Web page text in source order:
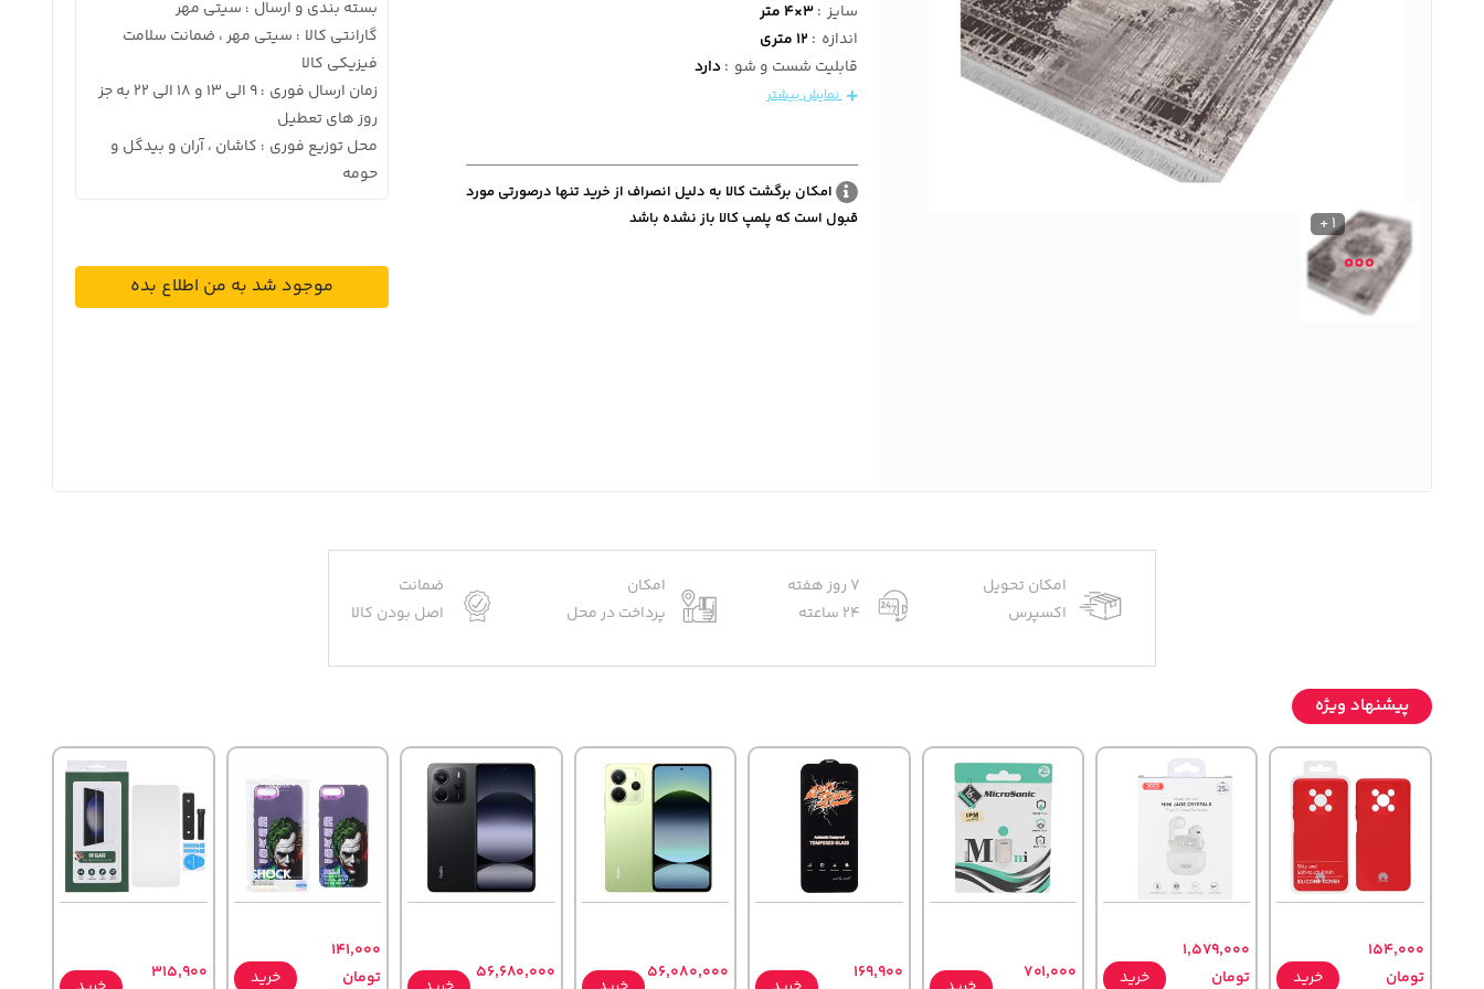
نوشیدنی ها
روشنایی و الکتریکی
1 +
سایز :3×4 متر
اندازه :12 متری
قابلیت شست و شو :دارد
نمایش بیشتر
امکان برگشت کالا به دلیل انصراف از خرید تنها درصورتی مورد
قبول است که پلمپ کالا باز نشده باشد
بسته بندی و ارسال : سیتی مهر
گارانتی کالا : سیتی مهر ، ضمانت سلامت
فیزیکی کالا
زمان ارسال فوری :
9 الی 13 و 18 الی 22 به جز
روز های تعطیل
محل توزیع فوری : کاشان ، آران و بیدگل و
حومه
موجود شد به من اطلاع بده
امکان تحویل
اکسپرس
7 روز هفته
24 ساعته
امکان
پرداخت در محل
ضمانت
اصل بودن کالا
پیشنهاد ویژه
154,000
تومان
خرید
1,579,000
تومان
خرید
701,000
169,900
56,080,000
56,680,000
141,000
تومان
خرید
315,900